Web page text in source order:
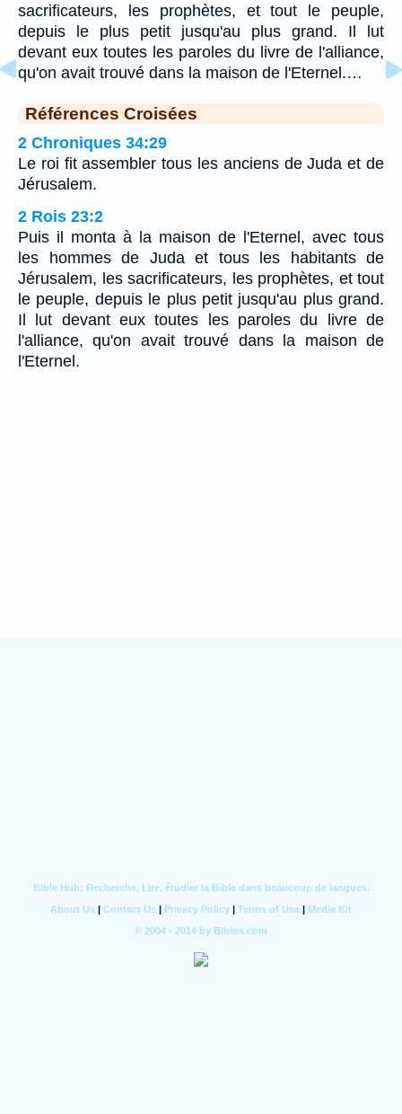
sacrificateurs, les prophètes, et tout le peuple,
depuis le plus petit jusqu'au plus grand. Il lut
devant eux toutes les paroles du livre de l'alliance,
qu'on avait trouvé dans la maison de l'Eternel.…
Références Croisées
2 Chroniques 34:29
Le roi fit assembler tous les anciens de Juda et de
Jérusalem.
2 Rois 23:2
Puis il monta à la maison de l'Eternel, avec tous
les hommes de Juda et tous les habitants de
Jérusalem, les sacrificateurs, les prophètes, et tout
le peuple, depuis le plus petit jusqu'au plus grand.
Il lut devant eux toutes les paroles du livre de
l'alliance, qu'on avait trouvé dans la maison de
l'Eternel.